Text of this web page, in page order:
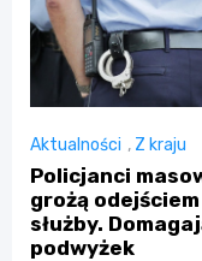
Aktualności , Z kraju
Policjanci
grożą
służby.
podwyżek